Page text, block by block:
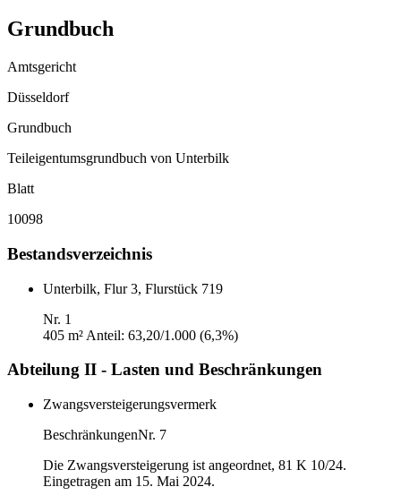
Grundbuch
Amtsgericht
Düsseldorf
Grundbuch
Teileigentumsgrundbuch von Unterbilk
Blatt
10098
Bestandsverzeichnis
Unterbilk, Flur 3, Flurstück 719
Nr. 1
405 m² Anteil: 63,20/1.000 (6,3%)
Abteilung II - Lasten und Beschränkungen
Zwangsversteigerungsvermerk
BeschränkungenNr. 7
Die Zwangsversteigerung ist angeordnet, 81 K 10/24.
Eingetragen am 15. Mai 2024.